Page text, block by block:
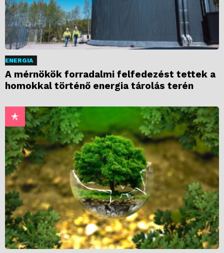
ENERGIA
A mérnökök forradalmi felfedezést tettek a
homokkal történő energia tárolás terén